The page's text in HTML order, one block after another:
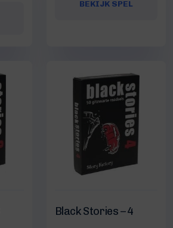
BEKIJK SPEL
Black Stories – 4